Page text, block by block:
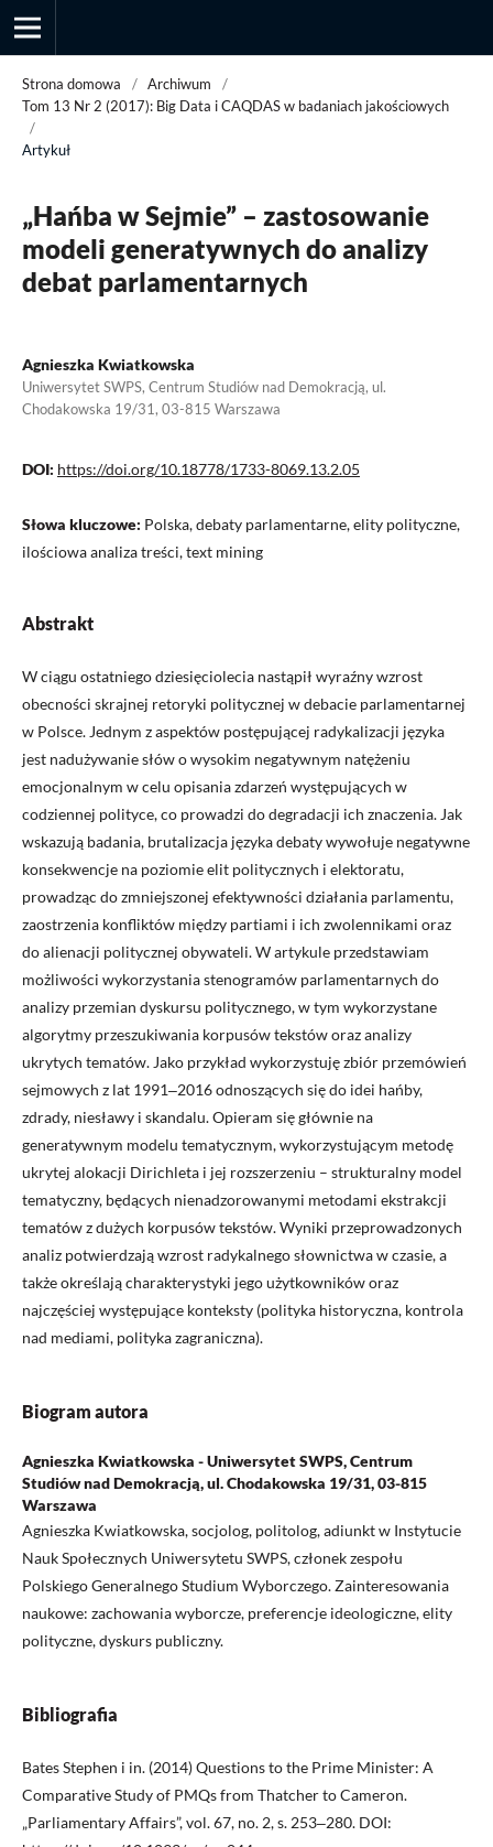
Strona domowa / Archiwum
/
Tom 13 Nr 2 (2017): Big Data i CAQDAS w badaniach jakościowych
/
Artykuł
„Hańba w Sejmie” – zastosowanie
modeli generatywnych do analizy
debat parlamentarnych
Agnieszka Kwiatkowska
Uniwersytet SWPS, Centrum Studiów nad Demokracją, ul.
Chodakowska 19/31, 03-815 Warszawa
DOI: https://doi.org/10.18778/1733-8069.13.2.05
Słowa kluczowe: Polska, debaty parlamentarne, elity polityczne,
ilościowa analiza treści, text mining
Abstrakt
W ciągu ostatniego dziesięciolecia nastąpił wyraźny wzrost
obecności skrajnej retoryki politycznej w debacie parlamentarnej
w Polsce. Jednym z aspektów postępującej radykalizacji języka
jest nadużywanie słów o wysokim negatywnym natężeniu
emocjonalnym w celu opisania zdarzeń występujących w
codziennej polityce, co prowadzi do degradacji ich znaczenia. Jak
wskazują badania, brutalizacja języka debaty wywołuje negatywne
konsekwencje na poziomie elit politycznych i elektoratu,
prowadząc do zmniejszonej efektywności działania parlamentu,
zaostrzenia konfliktów między partiami i ich zwolennikami oraz
do alienacji politycznej obywateli. W artykule przedstawiam
możliwości wykorzystania stenogramów parlamentarnych do
analizy przemian dyskursu politycznego, w tym wykorzystane
algorytmy przeszukiwania korpusów tekstów oraz analizy
ukrytych tematów. Jako przykład wykorzystuję zbiór przemówień
sejmowych z lat 1991‒2016 odnoszących się do idei hańby,
zdrady, niesławy i skandalu. Opieram się głównie na
generatywnym modelu tematycznym, wykorzystującym metodę
ukrytej alokacji Dirichleta i jej rozszerzeniu – strukturalny model
tematyczny, będących nienadzorowanymi metodami ekstrakcji
tematów z dużych korpusów tekstów. Wyniki przeprowadzonych
analiz potwierdzają wzrost radykalnego słownictwa w czasie, a
także określają charakterystyki jego użytkowników oraz
najczęściej występujące konteksty (polityka historyczna, kontrola
nad mediami, polityka zagraniczna).
Biogram autora
Agnieszka Kwiatkowska - Uniwersytet SWPS, Centrum
Studiów nad Demokracją, ul. Chodakowska 19/31, 03-815
Warszawa
Agnieszka Kwiatkowska, socjolog, politolog, adiunkt w Instytucie
Nauk Społecznych Uniwersytetu SWPS, członek zespołu
Polskiego Generalnego Studium Wyborczego. Zainteresowania
naukowe: zachowania wyborcze, preferencje ideologiczne, elity
polityczne, dyskurs publiczny.
Bibliografia
Bates Stephen i in. (2014) Questions to the Prime Minister: A
Comparative Study of PMQs from Thatcher to Cameron.
„Parliamentary Affairs”, vol. 67, no. 2, s. 253‒280. DOI: